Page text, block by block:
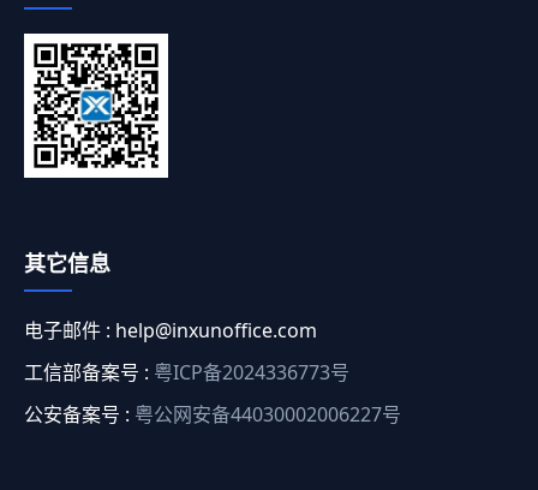
其它信息
电子邮件 : help@inxunoffice.com
工信部备案号 : 粤ICP备2024336773号
公安备案号 : 粤公网安备44030002006227号